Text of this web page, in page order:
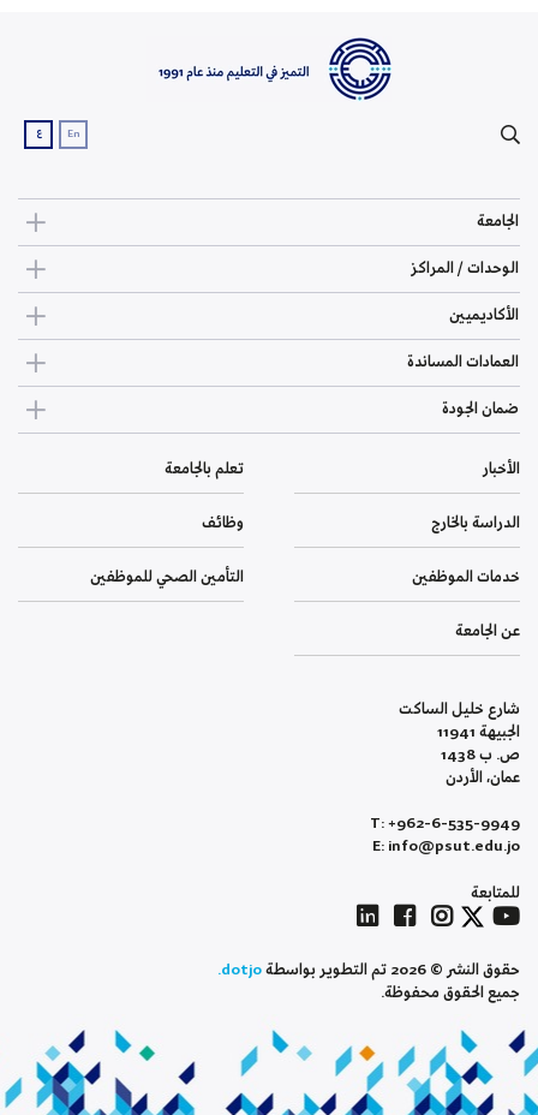
En ع
الجامعة
الوحدات / المراكز
الأكاديميين
العمادات المساندة
ضمان الجودة
الأخبار تعلم بالجامعة
الدراسة بالخارج وظائف
خدمات الموظفين التأمين الصحي للموظفين
عن الجامعة
شارع خليل الساكت
الجبيهة 11941
ص. ب 1438
عمان، الأردن
T: +962-6-535-9949
E: info@psut.edu.jo
للمتابعة
حقوق النشر © 2026 تم التطوير بواسطة
dotjo.
جميع الحقوق محفوظة.